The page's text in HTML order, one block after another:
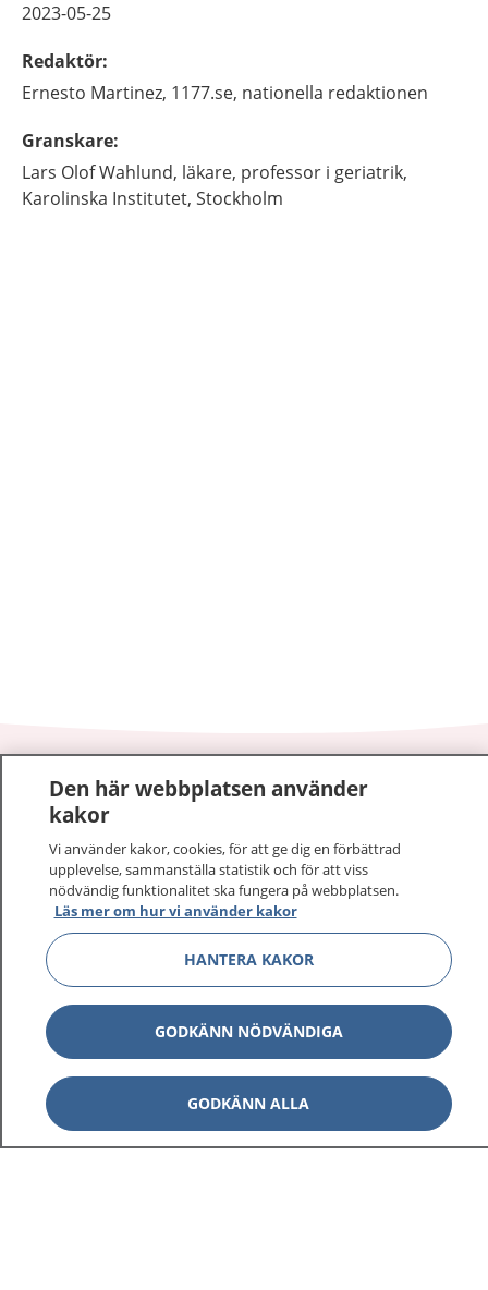
2023-05-25
Redaktör:
Ernesto Martinez, 1177.se, nationella redaktionen
Granskare:
Lars OlofWahlund, läkare, professor i geriatrik,
Karolinska Institutet, Stockholm
1177–tryggt om din hälsa och vård
sjukdomar och vilka mottagningar du kan kontakta.
Logga in för att läsa din journal och göra dina
vårdärenden. Ring telefonnummer 1177 för
sjukvårdsrådgivning dygnet runt.
1177 ger dig råd när du vill må bättre.
1177 på flera språk Visa
Den här webbplatsen använder
kakor
Vi använder kakor, cookies, för att ge dig en förbättrad
upplevelse, sammanställa statistik och för att viss
nödvändig funktionalitet ska fungera på webbplatsen.
Läs mer om hur vi använder kakor
HANTERA KAKOR
GODKÄNN NÖDVÄNDIGA
GODKÄNN ALLA